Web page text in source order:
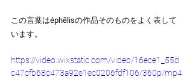
この言葉はéphēlisの作品そのものをよく表して
います。
https://video.wixstatic.com/video/16ece1_55d
c47cfb68c473a92e1ec0206fdf106/360p/mp4